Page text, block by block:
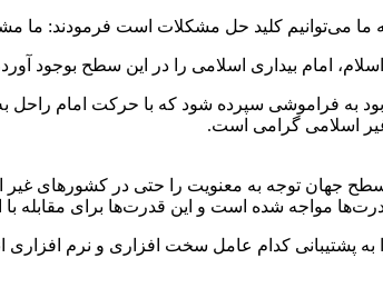
ما می‌توانیم کلید حل مشکلات است فرمودند: ما
امام بیداری اسلامی را در این سطح بوجود
بود به فراموشی سپرده شود که با حرکت امام
اسلامی گرامی است.
جهان توجه به معنویت را حتی در کشورهای غیر
مواجه شده است و این قدرت‌ها برای مقابله
به پشتیبانی کدام عامل سخت افزاری و نرم